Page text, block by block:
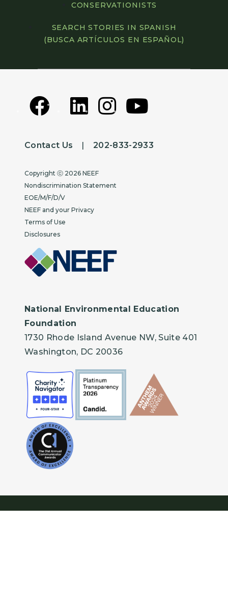
CONSERVATIONISTS
SEARCH STORIES IN SPANISH
(BUSCA ARTÍCULOS EN ESPAÑOL)
Contact Us |202-833-2933
Copyright
Copyright ⓒ 2026 NEEF
Nondiscrimination Statement
EOE/M/F/D/V
NEEF and your Privacy
Terms of Use
Disclosures
National Environmental Education
Foundation
1730 Rhode Island Avenue NW, Suite 401
Washington, DC 20036